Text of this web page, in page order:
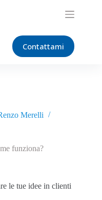
Contattami
Merelli
funziona?
le tue idee in clienti